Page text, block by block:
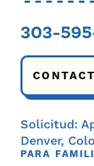
303-
Solicitud:
Denver,
PARA